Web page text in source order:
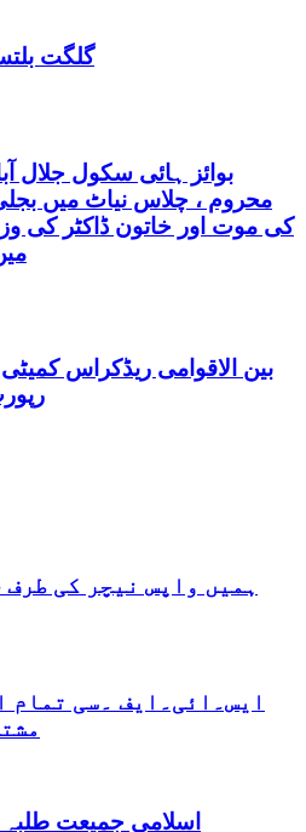
گلگت
بوائز ہائی سکول جلال
محروم ، چلاس نیاٹ میں
کی موت اور خاتون ڈاکٹر کی
بین الاقوامی ریڈکراس
ہمیں واپس نیچر کی
ایس۔ائی۔ایف ۔سی تمام
اسلامی جمیعت طلبہ